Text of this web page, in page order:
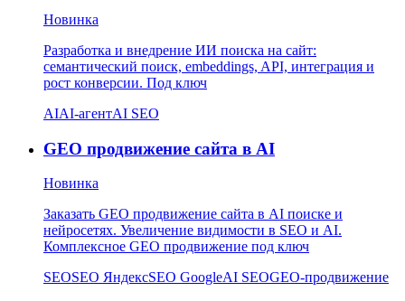
Новинка
Разработка и внедрение ИИ поиска на сайт:
семантический поиск, embeddings, API, интеграция и
рост конверсии. Под ключ
AIAI-агентAI SEO
GEO продвижение сайта в AI
Новинка
Заказать GEO продвижение сайта в AI поиске и
нейросетях. Увеличение видимости в SEO и AI.
Комплексное GEO продвижение под ключ
SEOSEO ЯндексSEO GoogleAI SEOGEO-продвижение